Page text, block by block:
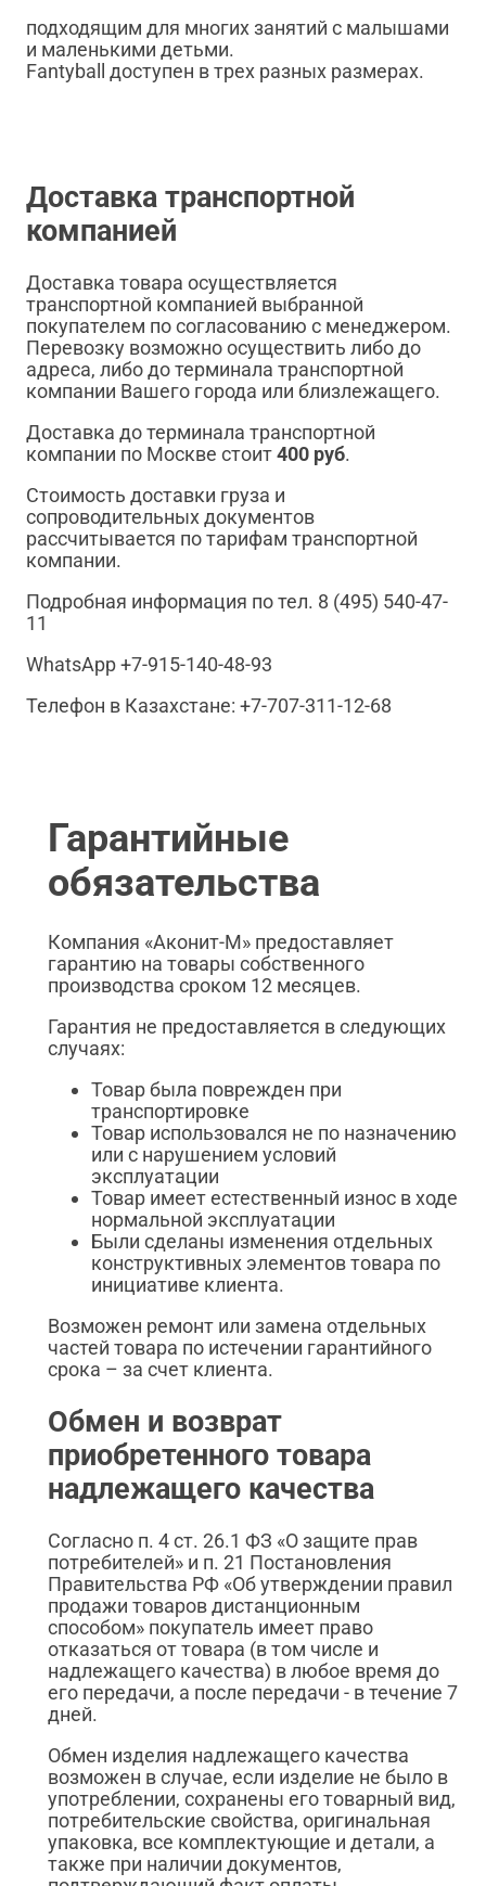
подходящим для многих занятий с малышами
и маленькими детьми.
Fantyball доступен в трех разных размерах.
Доставка транспортной
компанией
Доставка товара осуществляется
транспортной компанией выбранной
покупателем по согласованию с менеджером.
Перевозку возможно осуществить либо до
адреса, либо до терминала транспортной
компании Вашего города или близлежащего.
Доставка до терминала транспортной
компании по Москве стоит400 руб.
Стоимость доставки груза и
сопроводительных документов
рассчитывается по тарифам транспортной
компании.
Подробная информация по тел. 8 (495) 540-47-
11
WhatsApp +7-915-140-48-93
Телефон в Казахстане: +7-707-311-12-68
Гарантийные
обязательства
Компания «Аконит-М» предоставляет
гарантию на товары собственного
производства сроком 12 месяцев.
Гарантия не предоставляется в следующих
случаях:
Товар была поврежден при
транспортировке
Товар использовался не по назначению
или с нарушением условий
эксплуатации
Товар имеет естественный износ в ходе
нормальной эксплуатации
Были сделаны изменения отдельных
конструктивных элементов товара по
инициативе клиента.
Возможен ремонт или замена отдельных
частей товара по истечении гарантийного
срока – за счет клиента.
Обмен и возврат
приобретенного товара
надлежащего качества
Согласно п. 4 ст. 26.1 ФЗ «О защите прав
потребителей» и п. 21 Постановления
Правительства РФ «Об утверждении правил
продажи товаров дистанционным
способом» покупатель имеет право
отказаться от товара (в том числе и
надлежащего качества) в любое время до
его передачи, а после передачи - в течение 7
дней.
Обмен изделия надлежащего качества
возможен в случае, если изделие не было в
употреблении, сохранены его товарный вид,
потребительские свойства, оригинальная
упаковка, все комплектующие и детали, а
также при наличии документов,